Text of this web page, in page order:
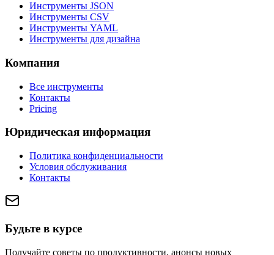
Инструменты JSON
Инструменты CSV
Инструменты YAML
Инструменты для дизайна
Компания
Все инструменты
Контакты
Pricing
Юридическая информация
Политика конфиденциальности
Условия обслуживания
Контакты
Будьте в курсе
Получайте советы по продуктивности, анонсы новых